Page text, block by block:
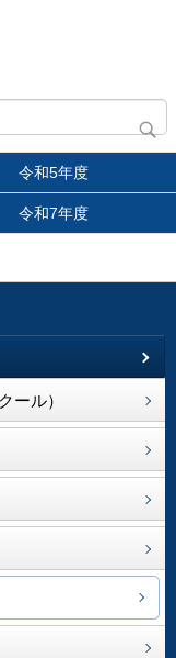
令和5年度
令和7年度
ール）